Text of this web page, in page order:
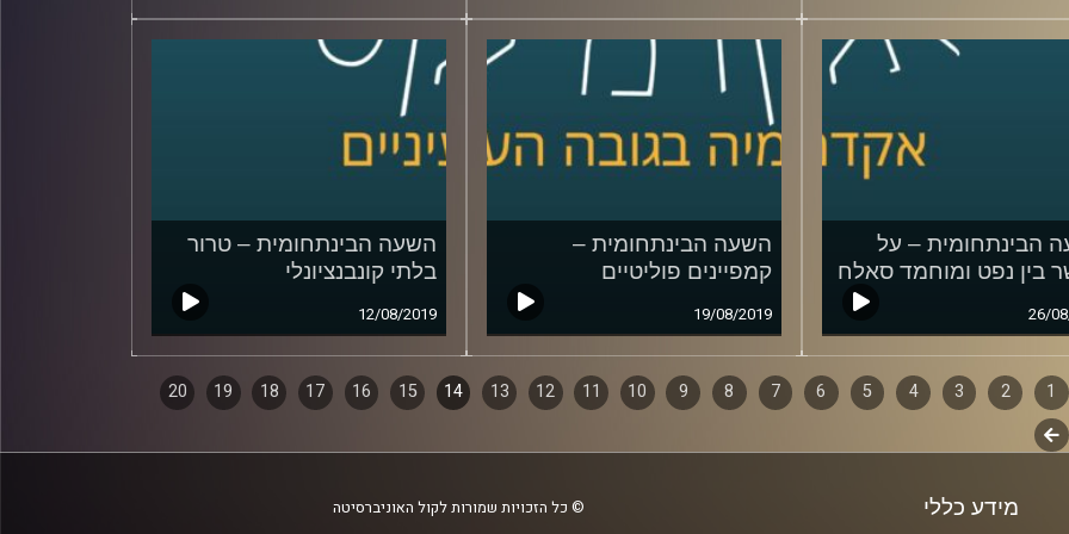
הבינתחומית – על
בין נפט ומוחמד סאלח
26/
השעה הבינתחומית –
קמפיינים פוליטיים
19/08/2019
השעה הבינתחומית – טרור
בלתי קונבנציונלי
12/08/2019
1
2
3
4
5
6
7
8
9
10
11
12
13
14
15
16
17
18
19
20
לשלב
מידע כללי © כל הזכויות שמורות לקול האוניברסיטה